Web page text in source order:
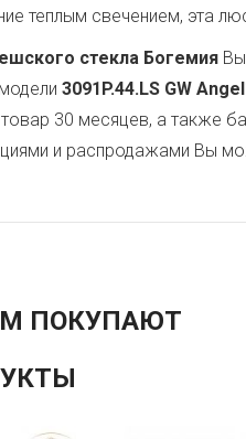
теплым свечением, эта
стекла Богемия
3091P.44.LS GW Angel
товар 30 месяцев, а также
и распродажами Вы
ПОКУПАЮТ